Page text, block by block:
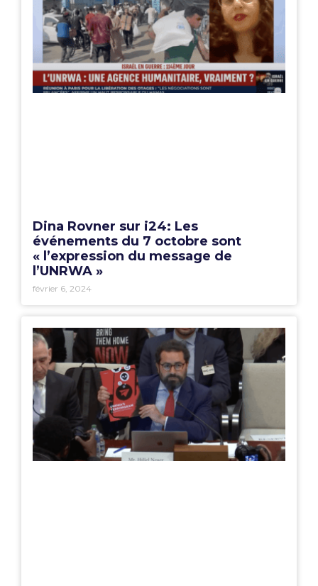
Dina Rovner sur i24: Les
événements du 7 octobre sont
« l’expression du message de
l’UNRWA »
février 6, 2024